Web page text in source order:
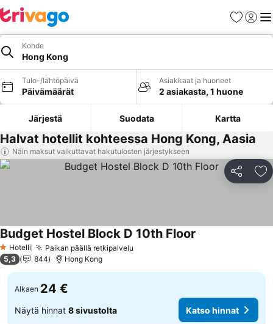
Suosikit
Kohde
Hong Kong
Tulo-/lähtöpäivä
Päivämäärät
Asiakkaat ja huoneet
2 asiakasta, 1 huone
Järjestä Suodata Kartta
Halvat hotellit kohteessa Hong Kong, Aasia
Näin maksut vaikuttavat hakutulosten järjestykseen
Jaa
1 Tähtiluokitus
Hotelli Paikan päällä retkipalvelu
Budget Hostel Block D 10th Floor
5,3 844 Hong Kong
Alkaen 24 €
Näytä hinnat 8 sivustolta Katso hinnat